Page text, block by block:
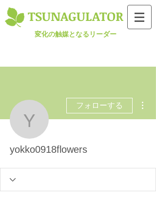
TSUNAGULATOR​
変化の触媒となるリーダー
フォローする
yokko0918flowers